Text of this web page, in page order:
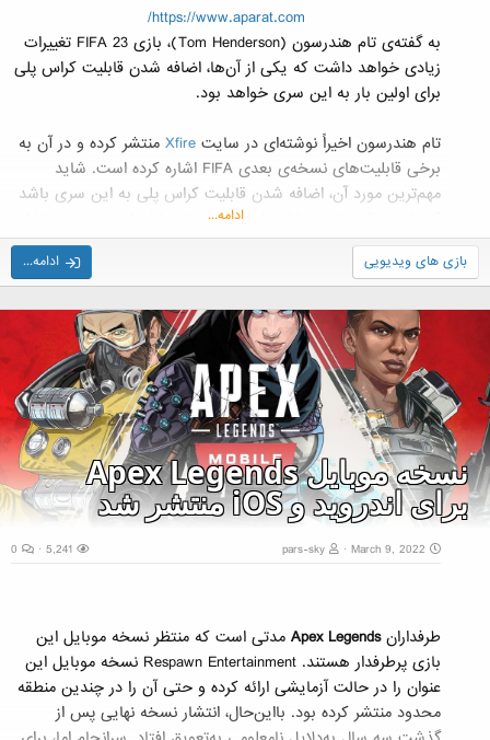
https://www.aparat.com/
به گفته‌ی تام هندرسون (Tom Henderson)، بازی FIFA 23 تغییرات
زیادی خواهد داشت که یکی از آن‌ها، اضافه شدن قابلیت کراس پلی
برای اولین بار به این سری خواهد بود.
تام هندرسون اخیراً نوشته‌ای در سایت Xfire منتشر کرده و در آن به
برخی قابلیت‌های نسخه‌ی بعدی FIFA اشاره کرده است. شاید
مهم‌ترین مورد آن، اضافه شدن قابلیت کراس پلی به این سری باشد
که تا به حال سابقه نداشته است و به بازی‌بازان اجازه‌ می‌دهد تا از
پلتفرم‌های مختلفی چون پلی استیشن، ایکس باکس و رایانه‌های
شخصی با یکدیگر به رقابت بپردازند. این قابلیت، تمام حالت‌های
بازی را در بر خواهد گرفت...
ادامه...
بازی های ویدیویی ادامه...
نسخه موبایل Apex Legends
برای اندروید و iOS منتشر شد
March 9, 2022
pars-sky
طرفدارانApex Legends مدتی است که منتظر نسخه موبایل این
بازی پرطرفدار هستند. Respawn Entertainment نسخه موبایل این
عنوان را در حالت آزمایشی ارائه کرده و حتی آن را در چندین منطقه
محدود منتشر کرده بود. بااین‌حال، انتشار نسخه نهایی پس از